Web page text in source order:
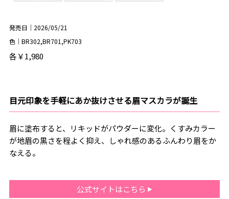
発売日｜2026/05/21
色｜BR302,BR701,PK703
各￥1,980
目元印象を手軽にあか抜けさせる眉マスカラが誕生
眉に塗布すると、リキッドがパウダーに変化。くすみカラー
が地眉の黒さを程よく抑え、しゃれ感のあるふんわり眉をか
なえる。
公式サイトはこちら